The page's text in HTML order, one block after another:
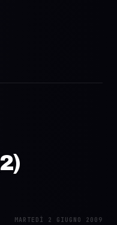
2)
MARTEDÌ 2 GIUGNO 2009